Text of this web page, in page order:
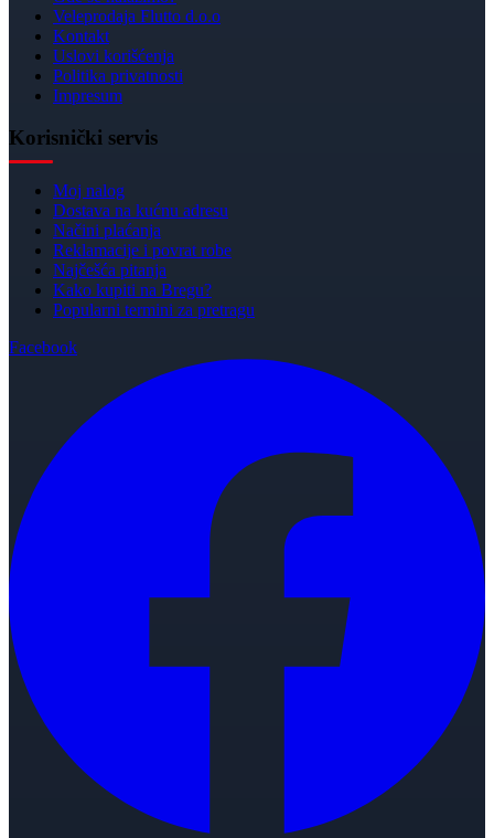
Veleprodaja Flutto d.o.o
Kontakt
Uslovi korišćenja
Politika privatnosti
Impresum
Korisnički servis
Moj nalog
Dostava na kućnu adresu
Načini plaćanja
Reklamacije i povrat robe
Najčešća pitanja
Kako kupiti na Bregu?
Popularni termini za pretragu
Facebook